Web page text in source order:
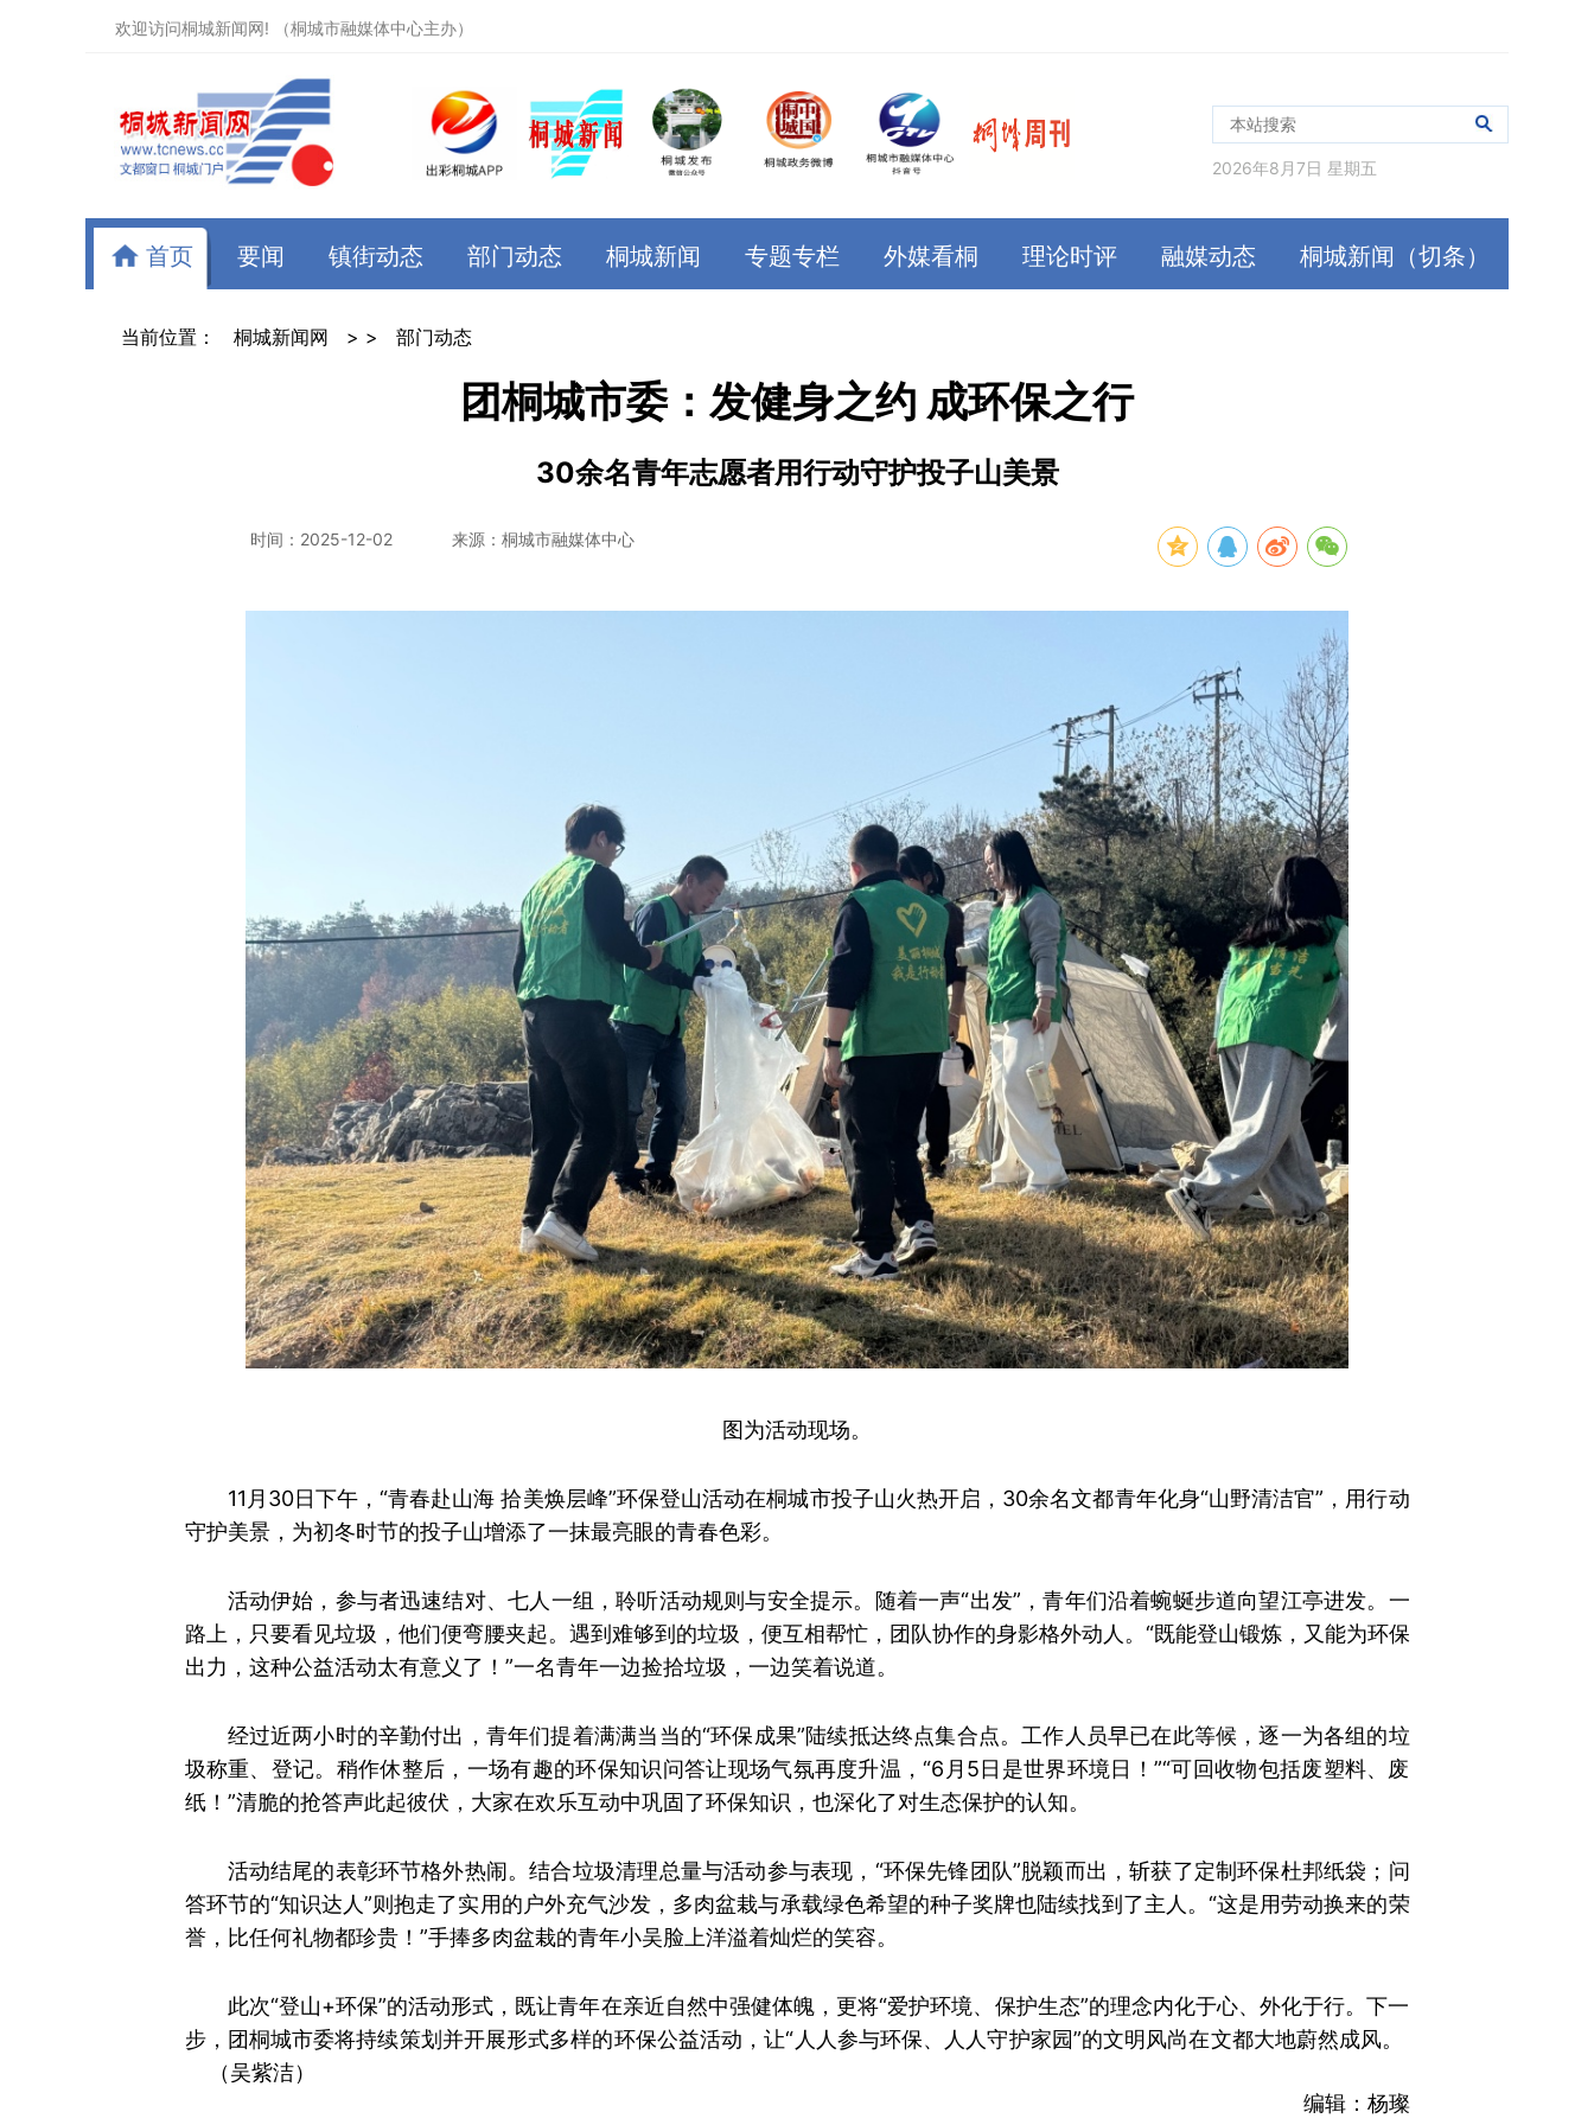
欢迎访问桐城新闻网! （桐城市融媒体中心主办）
2026年8月7日 星期五
首页 要闻 镇街动态 部门动态 桐城新闻 专题专栏 外媒看桐 理论时评 融媒动态 桐城新闻（切条）
当前位置： 桐城新闻网 > > 部门动态
团桐城市委：发健身之约 成环保之行
30余名青年志愿者用行动守护投子山美景
时间：2025-12-02 来源：桐城市融媒体中心
图为活动现场。
11月30日下午，“青春赴山海 拾美焕层峰”环保登山活动在桐城市投子山火热开启，30余名文都青年化身“山野清洁官”，用行动
守护美景，为初冬时节的投子山增添了一抹最亮眼的青春色彩。
活动伊始，参与者迅速结对、七人一组 ，聆听活动规则与安全提示。随着一声“出发”，青年们沿着蜿蜒步道向望江亭进发。一
路上，只要看见垃圾，他们便弯腰夹起。遇到难够到的垃圾，便互相帮忙，团队协作的身影格外动人。“既能登山锻炼，又能为环保
出力，这种公益活动太有意义了！”一名青年一边捡拾垃圾，一边笑着说道。
经过近两小时的辛勤付出，青年们提着满满当当的“环保成果”陆续抵达终点集合点。工作人员早已在此等候，逐一为各组的垃
圾称重、登记。稍作休整后，一场有趣的环保知识问答让现场气氛再度升温，“6月5日是世界环境日！”“可回收物包括废塑料、废
纸！”清脆的抢答声此起彼伏，大家在欢乐互动中巩固了环保知识，也深化了对生态保护的认知。
活动结尾的表彰环节格外热闹。结合垃圾清理总量与活动参与表现，“环保先锋团队”脱颖而出，斩获了定制环保杜邦纸袋；问
答环节的“知识达人”则抱走了实用的户外充气沙发，多肉盆栽与承载绿色希望的种子奖牌也陆续找到了主人。“这是用劳动换来的荣
誉，比任何礼物都珍贵！”手捧多肉盆栽的青年小吴脸上洋溢着灿烂的笑容。
此次“登山+环保”的活动形式，既让青年在亲近自然中强健体魄，更将“爱护环境、保护生态”的理念内化于心、外化于行。下一
步，团桐城市委将持续策划并开展形式多样的环保公益活动，让“人人参与环保、人人守护家园”的文明风尚在文都大地蔚然成风。
（吴紫洁）
编辑：杨璨